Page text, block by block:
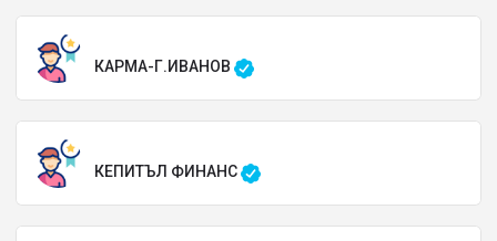
КАРМА-Г.ИВАНОВ
КЕПИТЪЛ ФИНАНС